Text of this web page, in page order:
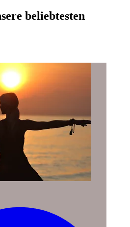
beliebtesten